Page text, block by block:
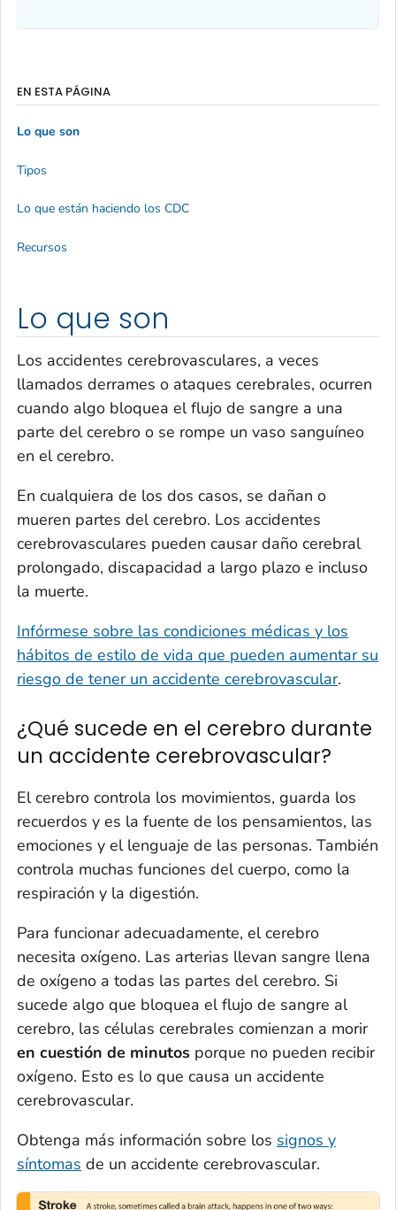
Lo que son
Los accidentes cerebrovasculares, a veces
llamados derrames o ataques cerebrales, ocurren
cuando algo bloquea el flujo de sangre a una
parte del cerebro o se rompe un vaso sanguíneo
en el cerebro.
En cualquiera de los dos casos, se dañan o
mueren partes del cerebro. Los accidentes
cerebrovasculares pueden causar daño cerebral
prolongado, discapacidad a largo plazo e incluso
la muerte.
Infórmese sobre las condiciones médicas y los
hábitos de estilo de vida que pueden aumentar su
riesgo de tener un accidente cerebrovascular.
¿Qué sucede en el cerebro durante
un accidente cerebrovascular?
El cerebro controla los movimientos, guarda los
recuerdos y es la fuente de los pensamientos, las
emociones y el lenguaje de las personas. También
controla muchas funciones del cuerpo, como la
respiración y la digestión.
Para funcionar adecuadamente, el cerebro
necesita oxígeno. Las arterias llevan sangre llena
de oxígeno a todas las partes del cerebro. Si
sucede algo que bloquea el flujo de sangre al
cerebro, las células cerebrales comienzan a morir
en cuestión de minutos porque no pueden recibir
oxígeno. Esto es lo que causa un accidente
cerebrovascular.
Obtenga más información sobre los signos y
síntomas de un accidente cerebrovascular.
EN ESTA PÁGINA
Lo que son
Tipos
Lo que están haciendo los CDC
Recursos